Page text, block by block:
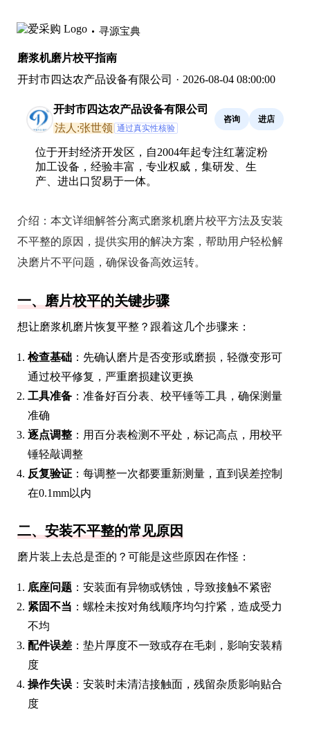
寻源宝典
磨浆机磨片校平指南
开封市四达农产品设备有限公司 · 2026-08-04 08:00:00
开封市四达农产品设备有限公司
法人:张世领 通过真实性核验
咨询 进店
位于开封经济开发区，自2004年起专注红薯淀粉
加工设备，经验丰富，专业权威，集研发、生
产、进出口贸易于一体。
介绍： 本文详细解答分离式磨浆机磨片校平方法及安装
不平整的原因，提供实用的解决方案，帮助用户轻松解
决磨片不平问题，确保设备高效运转。
一、磨片校平的关键步骤
想让磨浆机磨片恢复平整？跟着这几个步骤来：
检查基础 ：先确认磨片是否变形或磨损，轻微变形可
通过校平修复，严重磨损建议更换
工具准备 ：准备好百分表、校平锤等工具，确保测量
准确
逐点调整 ：用百分表检测不平处，标记高点，用校平
锤轻敲调整
反复验证 ：每调整一次都要重新测量，直到误差控制
在0.1mm以内
二、安装不平整的常见原因
磨片装上去总是歪的？可能是这些原因在作怪：
底座问题 ：安装面有异物或锈蚀，导致接触不紧密
紧固不当 ：螺栓未按对角线顺序均匀拧紧，造成受力
不均
配件误差 ：垫片厚度不一致或存在毛刺，影响安装精
度
操作失误 ：安装时未清洁接触面，残留杂质影响贴合
度